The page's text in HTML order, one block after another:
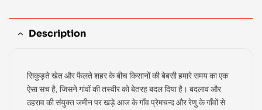
Description
सिकुड़ते खेत और फैलते शहर के बीच किसानों की बेबसी हमारे समय का एक
ऐसा सच है, जिसने गांवों की तस्वीर को बेतरह बदल दिया है। बदलाव और
ठहराव की संयुक्त जमीन पर खड़े आज के गाँव प्रेमचन्द और रेणु के गाँवों से